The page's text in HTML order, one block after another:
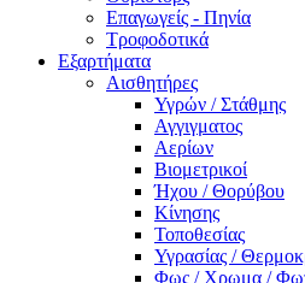
Επαγωγείς - Πηνία
Τροφοδοτικά
Εξαρτήματα
Αισθητήρες
Υγρών / Στάθμης
Αγγιγματος
Αερίων
Βιομετρικοί
Ήχου / Θορύβου
Κίνησης
Τοποθεσίας
Υγρασίας /
Φως / Χρωμα /